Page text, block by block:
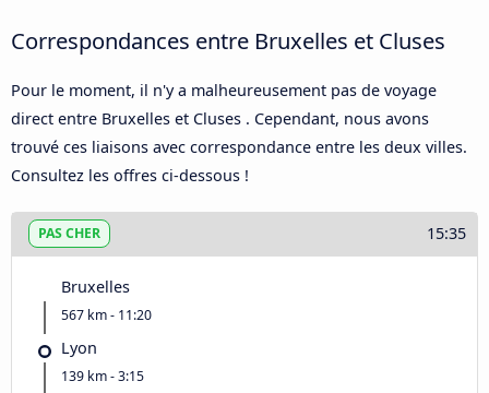
Correspondances entre Bruxelles et Cluses
Pour le moment, il n'y a malheureusement pas de voyage
direct entre Bruxelles et Cluses . Cependant, nous avons
trouvé ces liaisons avec correspondance entre les deux villes.
Consultez les offres ci-dessous !
PAS CHER 15:35
Bruxelles
567 km - 11:20
Lyon
139 km - 3:15